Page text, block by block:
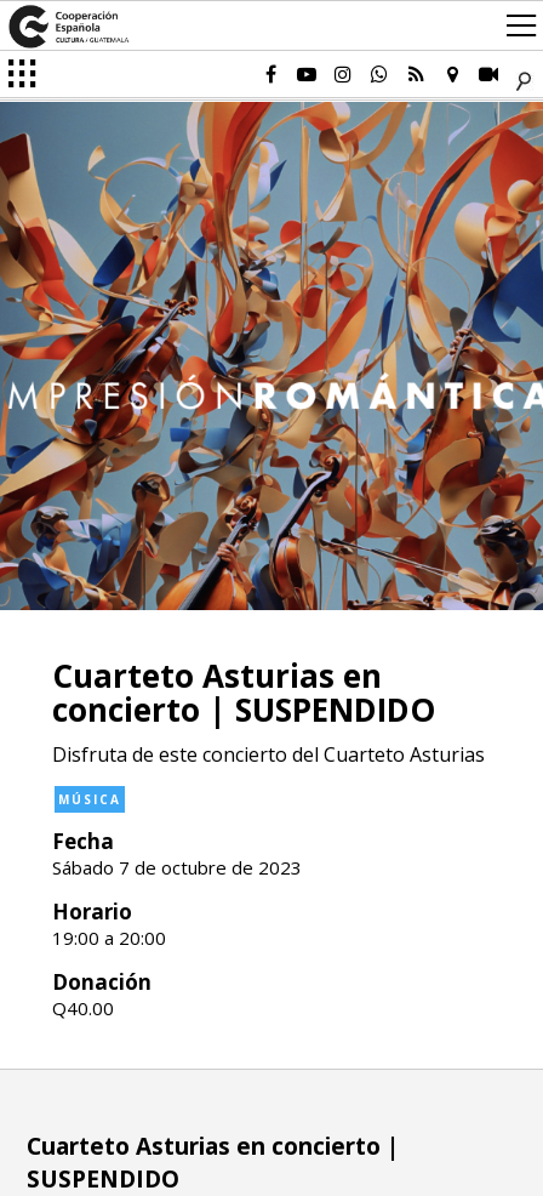
Cuarteto Asturias en
concierto | SUSPENDIDO
Disfruta de este concierto del Cuarteto Asturias
MÚSICA
Fecha
Sábado 7 de octubre de 2023
Horario
19:00 a 20:00
Donación
Q40.00
Cuarteto Asturias en concierto |
SUSPENDIDO